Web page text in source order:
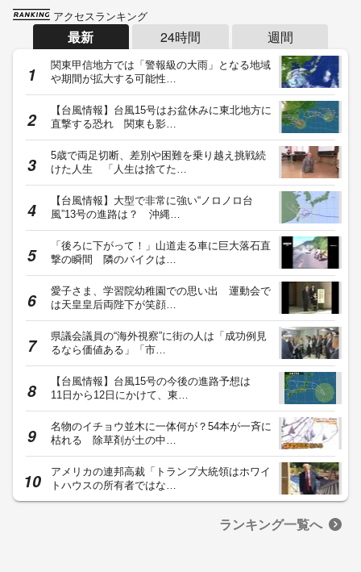
アクセスランキング
最新 24時間 週間
関東甲信地方では「警報級の大雨」となる地域
や期間が拡大する可能性…
【台風情報】台風15号はお盆休みに東北地方に
直撃する恐れ 関東も影…
5歳で両足切断、差別や困難を乗り越え挑戦続
けた人生 「人生は捨てた…
【台風情報】大型で非常に強い“ノロノロ台
風”13号の進路は？ 沖縄…
「後ろに下がって！」山道走る車に巨大落石直
撃の瞬間 隣のバイクは…
愛子さま、学習院幼稚園での思い出 運動会で
は天皇皇后両陛下が笑顔…
県議会議員の“海外視察”に街の人は「成功例見
るなら価値ある」「市…
【台風情報】台風15号の今後の進路予想は
11日から12日にかけて、東…
名物のイチョウ並木に一体何が？54本が一斉に
枯れる 除草剤が土の中…
アメリカの連邦高裁「トランプ大統領はホワイ
トハウスの所有者ではな…
ランキング一覧へ